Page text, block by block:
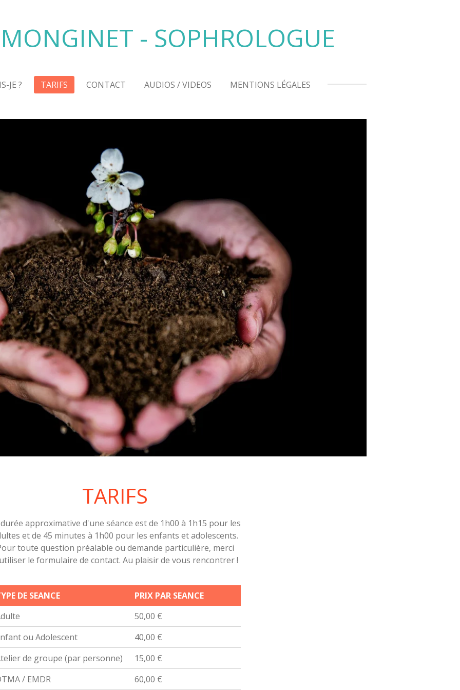
- SOPHROLOGUE
JE ? TARIFS CONTACT AUDIOS / VIDEOS MENTIONS LÉGALES
TARIFS
approximative d'une séance est de 1h00 à 1h15 pour les
et de 45 minutes à 1h00 pour les enfants et adolescents.
toute question préalable ou demande particulière, merci
le formulaire de contact. Au plaisir de vous rencontrer !
DE SEANCE
PRIX PAR SEANCE
50,00 €
ou Adolescent
40,00 €
de groupe (par personne)
15,00 €
/ EMDR
60,00 €